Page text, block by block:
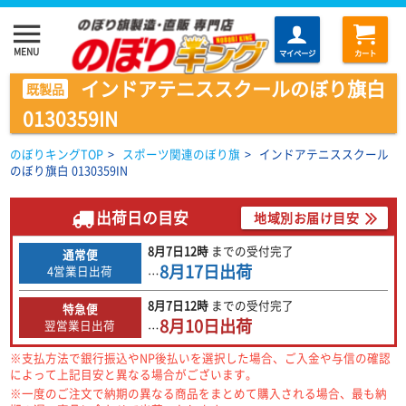
menu
MENU マイページ カート
既製品
インドアテニススクールのぼり旗白
0130359IN
のぼりキングTOP > スポーツ関連のぼり旗 > インドアテニススクール
のぼり旗白 0130359IN
出荷日の目安 地域別お届け目安
通常便
4営業日出荷
8月7日12時 までの受付完了
…8月17日出荷
特急便
翌営業日出荷
8月7日12時 までの受付完了
…8月10日出荷
※支払方法で銀行振込やNP後払いを選択した場合、ご入金や与信の確認
によって上記目安と異なる場合がございます。
※一度のご注文で納期の異なる商品をまとめて購入される場合、最も納